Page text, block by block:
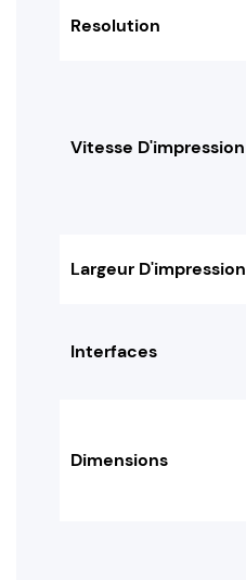
Resolution
Vitesse D'impression
Largeur D'impression
Interfaces
Dimensions